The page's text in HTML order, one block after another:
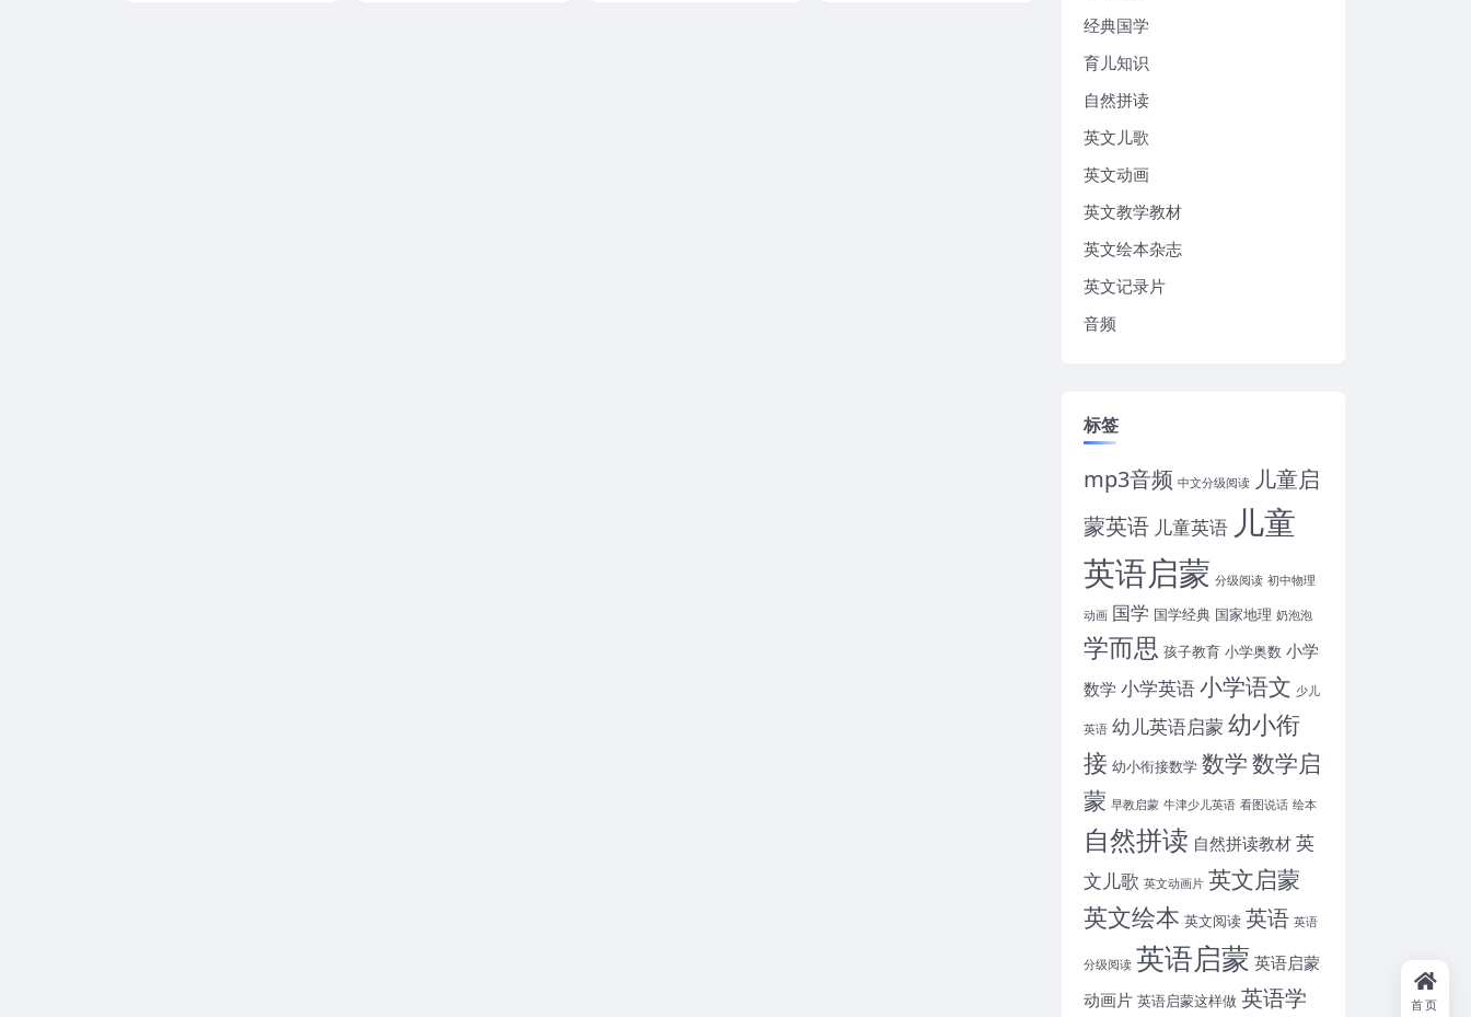
经典国学
育儿知识
自然拼读
英文儿歌
英文动画
英文教学教材
英文绘本杂志
英文记录片
音频
标签
mp3音频 中文分级阅读 儿童启
蒙英语 儿童英语 儿童
英语启蒙 分级阅读 初中物理
动画 国学 国学经典 国家地理 奶泡泡
学而思 孩子教育 小学奥数 小学
数学 小学英语小学语文 少儿
英语 幼儿英语启蒙幼小衔
接 幼小衔接数学 数学数学启
蒙 早教启蒙 牛津少儿英语 看图说话 绘本
自然拼读 自然拼读教材英
文儿歌 英文动画片 英文启蒙
英文绘本 英文阅读 英语 英语
分级阅读 英语启蒙 英语启蒙
动画片 英语启蒙这样做 英语学 首页